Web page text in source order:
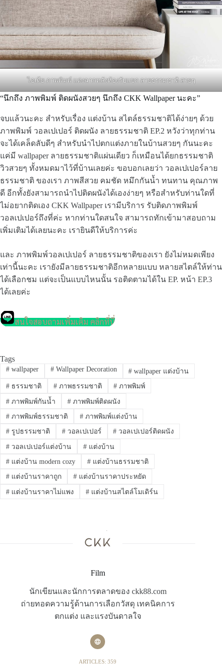
ไอเดีย ภาพพิมพ์ แต่งฉากหลังห้องรับแขก ลายธรรมชาติ สวยๆ
“นึกถึง ภาพพิมพ์ ติดผนังสวยๆ นึกถึง CKK Wallpaper นะคะ”
จบแล้วนะคะ สำหรับเรื่อง แต่งบ้าน สไตล์ธรรมชาติได้ง่ายๆ ด้วย
ภาพพิมพ์ วอลเปเปอร์ ติดผนัง ลายธรรมชาติ EP.2 หวังว่าทุกท่าน
จะได้เคล็ดลับดีๆ สำหรับนำไปตกแต่งภายในบ้านสวยๆ กันนะคะ
แค่มี wallpaper ลายธรรมชาติแผ่นเดียว ก็เหมือนได้ยกธรรมชาติ
วิวสวยๆ ทั้งหมดมาไว้ที่บ้านเลยค่ะ ขอบอกเลยว่า วอลเปเปอร์ลาย
ธรรมชาติ ของเรา ภาพสีสวย คมชัด หมึกกันน้ำ ทนทาน คุณภาพ
ดี อีกทั้งยังสามารถนำไปติดผนังได้เองง่ายๆ หรือสำหรับท่านใดที่
ไม่อยากติดเอง CKK Wallpaper เรามีบริการ รับติดภาพพิมพ์
วอลเปเปอร์ถึงที่ค่ะ หากท่านใดสนใจ สามารถทักเข้ามาสอบถาม
เพิ่มเติมได้เลยนะคะ เรายินดีให้บริการค่ะ
และ ภาพพิมพ์วอลเปเปอร์ ลายธรรมชาติของเรา ยังไม่หมดเพียง
เท่านี้นะคะ เรายังมีลายธรรมชาติอีกหลายแบบ หลายสไตล์ให้ท่าน
ได้เลือกชม แต่จะเป็นแบบไหนนั้น รอติดตามได้ใน EP. หน้า EP.3
ได้เลยค่ะ
สนใจสอบถามเพิ่มเติม คลิกที่นี่
Tags
#wallpaper #Wallpaper Decoration # wallpaper แต่งบ้าน
#ธรรมชาติ #ภาพธรรมชาติ # ภาพพิมพ์
#ภาพพิมพ์กันน้ำ #ภาพพิมพ์ติดผนัง
#ภาพพิมพ์ธรรมชาติ #ภาพพิมพ์แต่งบ้าน
#รูปธรรมชาติ #วอลเปเปอร์ # วอลเปเปอร์ติดผนัง
#วอลเปเปอร์แต่งบ้าน #แต่งบ้าน
#แต่งบ้าน modern cozy #แต่งบ้านธรรมชาติ
#แต่งบ้านราคาถูก #แต่งบ้านราคาประหยัด
#แต่งบ้านราคาไม่แพง #แต่งบ้านสไตล์โมเดิร์น
Film
นักเขียนและนักการตลาดของ ckk88.com
ถ่ายทอดความรู้ด้านการเลือกวัสดุ เทคนิคการ
ตกแต่ง และแรงบันดาลใจ
ARTICLES: 359